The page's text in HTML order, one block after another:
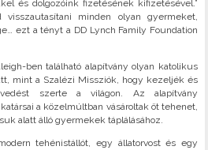
és dolgozóink fizetésének kifizetésével.”
minden olyan gyermeket,
ezt a tényt a DD Lynch Family Foundation
ben található alapítvány olyan katolikus
mint a Szalézi Missziók, hogy kezeljék és
szerte a világon. Az alapítvány
a közelmúltban vásároltak öt tehenet,
alatt álló gyermekek táplálásához.
tehénistállót, egy állatorvost és egy